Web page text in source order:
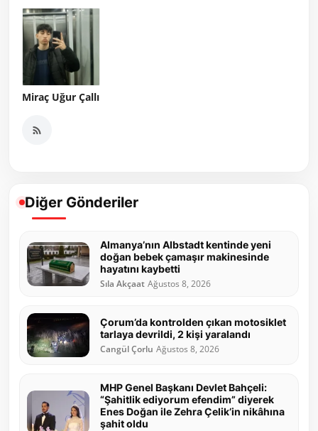
Miraç Uğur Çallı
Diğer Gönderiler
Almanya’nın Albstadt kentinde yeni
doğan bebek çamaşır makinesinde
hayatını kaybetti
Sıla Akçaat Ağustos 8, 2026
Çorum’da kontrolden çıkan motosiklet
tarlaya devrildi, 2 kişi yaralandı
Cangül Çorlu Ağustos 8, 2026
MHP Genel Başkanı Devlet Bahçeli:
“Şahitlik ediyorum efendim” diyerek
Enes Doğan ile Zehra Çelik’in nikâhına
şahit oldu